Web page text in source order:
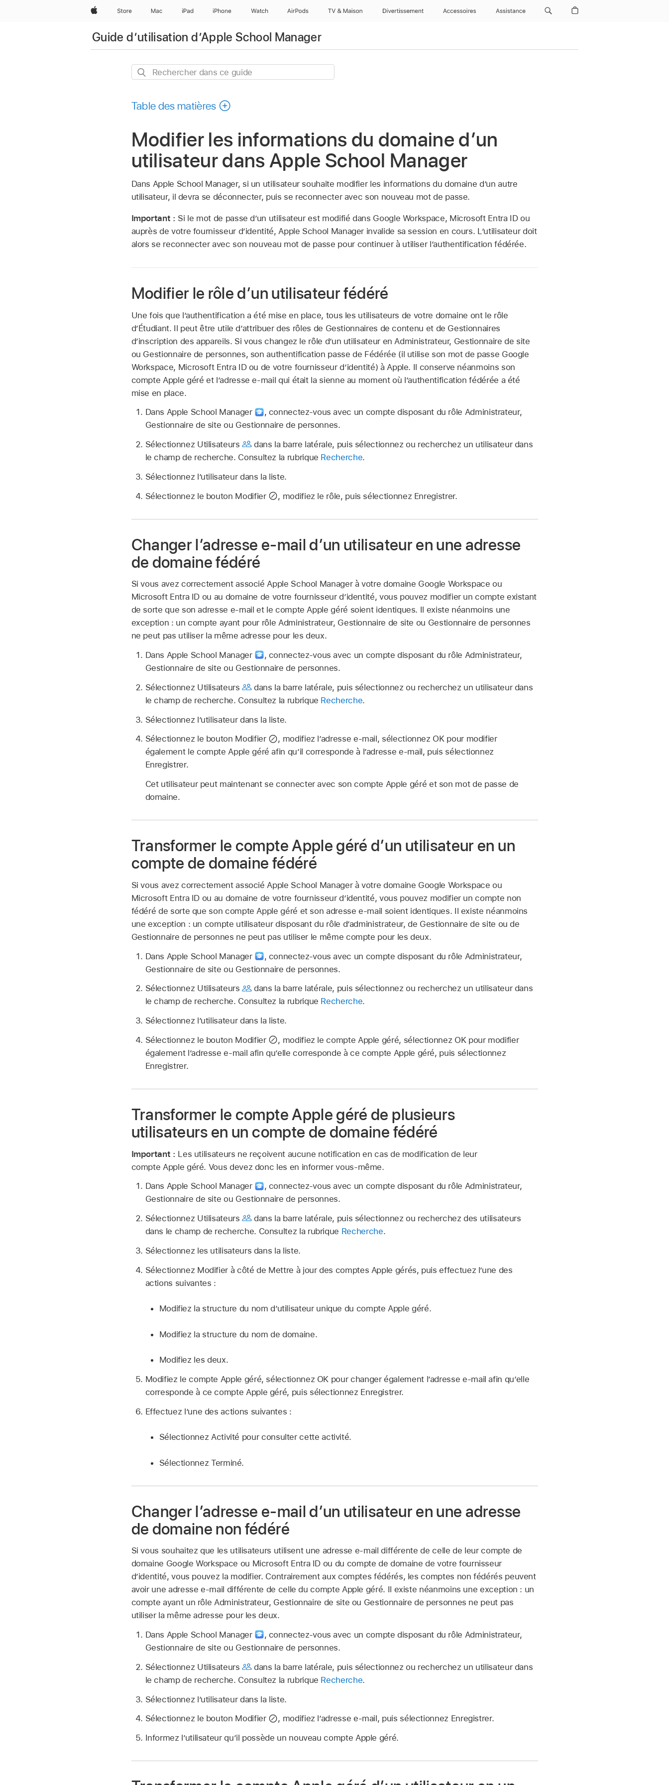
AppleStore Mac iPad iPhone Watch AirPods TV & Maison Divertissements Accessoires Assistance
Guide d’utilisation d’Apple School Manager
Rechercher
guide
Table des matières
Modifier les informations du domaine d’un
utilisateur dans Apple School Manager
Dans Apple School Manager, si un utilisateur souhaite modifier les informations du domaine d’un autre
utilisateur, il devra se déconnecter, puis se reconnecter avec son nouveau mot de passe.
Important : Si le mot de passe d’un utilisateur est modifié dans Google Workspace, Microsoft Entra ID ou
auprès de votre fournisseur d’identité, Apple School Manager invalide sa session en cours. L’utilisateur doit
alors se reconnecter avec son nouveau mot de passe pour continuer à utiliser l’authentification fédérée.
Modifier le rôle d’un utilisateur fédéré
Une fois que l’authentification a été mise en place, tous les utilisateurs de votre domaine ont le rôle
d’Étudiant. Il peut être utile d’attribuer des rôles de Gestionnaires de contenu et de Gestionnaires
d’inscription des appareils. Si vous changez le rôle d’un utilisateur en Administrateur, Gestionnaire de site
ou Gestionnaire de personnes, son authentification passe de Fédérée (il utilise son mot de passe Google
Workspace, Microsoft Entra ID ou de votre fournisseur d’identité) à Apple. Il conserve néanmoins son
compte Apple géré et l’adresse e-mail qui était la sienne au moment où l’authentification fédérée a été
mise en place.
Dans Apple School Manager
, connectez‑vous avec un compte disposant du rôle Administrateur,
Gestionnaire de site ou Gestionnaire de personnes.
Sélectionnez Utilisateurs
dans la barre latérale, puis sélectionnez ou recherchez un utilisateur dans
le champ de recherche. Consultez la rubrique Recherche.
Sélectionnez l’utilisateur dans la liste.
Sélectionnez le bouton Modifier
, modifiez le rôle, puis sélectionnez Enregistrer.
Changer l’adresse e‑mail d’un utilisateur en une adresse
de domaine fédéré
Si vous avez correctement associé Apple School Manager à votre domaine Google Workspace ou
Microsoft Entra ID ou au domaine de votre fournisseur d’identité, vous pouvez modifier un compte existant
de sorte que son adresse e-mail et le compte Apple géré soient identiques. Il existe néanmoins une
exception : un compte ayant pour rôle Administrateur, Gestionnaire de site ou Gestionnaire de personnes
ne peut pas utiliser la même adresse pour les deux.
Dans Apple School Manager
, connectez‑vous avec un compte disposant du rôle Administrateur,
Gestionnaire de site ou Gestionnaire de personnes.
Sélectionnez Utilisateurs
dans la barre latérale, puis sélectionnez ou recherchez un utilisateur dans
le champ de recherche. Consultez la rubrique Recherche.
Sélectionnez l’utilisateur dans la liste.
Sélectionnez le bouton Modifier
, modifiez l’adresse e-mail, sélectionnez OK pour modifier
également le compte Apple géré afin qu’il corresponde à l’adresse e-mail, puis sélectionnez
Enregistrer.
Cet utilisateur peut maintenant se connecter avec son compte Apple géré et son mot de passe de
domaine.
Transformer le compte Apple géré d’un utilisateur en un
compte de domaine fédéré
Si vous avez correctement associé Apple School Manager à votre domaine Google Workspace ou
Microsoft Entra ID ou au domaine de votre fournisseur d’identité, vous pouvez modifier un compte non
fédéré de sorte que son compte Apple géré et son adresse e-mail soient identiques. Il existe néanmoins
une exception : un compte utilisateur disposant du rôle d’administrateur, de Gestionnaire de site ou de
Gestionnaire de personnes ne peut pas utiliser le même compte pour les deux.
Dans Apple School Manager
, connectez‑vous avec un compte disposant du rôle Administrateur,
Gestionnaire de site ou Gestionnaire de personnes.
Sélectionnez Utilisateurs
dans la barre latérale, puis sélectionnez ou recherchez un utilisateur dans
le champ de recherche. Consultez la rubrique Recherche.
Sélectionnez l’utilisateur dans la liste.
Sélectionnez le bouton Modifier
, modifiez le compte Apple géré, sélectionnez OK pour modifier
également l’adresse e-mail afin qu’elle corresponde à ce compte Apple géré, puis sélectionnez
Enregistrer.
Transformer le compte Apple géré de plusieurs
utilisateurs en un compte de domaine fédéré
Important : Les utilisateurs ne reçoivent aucune notification en cas de modification de leur
compte Apple géré. Vous devez donc les en informer vous-même.
Dans Apple School Manager
, connectez‑vous avec un compte disposant du rôle Administrateur,
Gestionnaire de site ou Gestionnaire de personnes.
Sélectionnez Utilisateurs
dans la barre latérale, puis sélectionnez ou recherchez des utilisateurs
dans le champ de recherche. Consultez la rubrique Recherche.
Sélectionnez les utilisateurs dans la liste.
Sélectionnez Modifier à côté de Mettre à jour des comptes Apple gérés, puis effectuez l’une des
actions suivantes :
Modifiez la structure du nom d’utilisateur unique du compte Apple géré.
Modifiez la structure du nom de domaine.
Modifiez les deux.
Modifiez le compte Apple géré, sélectionnez OK pour changer également l’adresse e-mail afin qu’elle
corresponde à ce compte Apple géré, puis sélectionnez Enregistrer.
Effectuez l’une des actions suivantes :
Sélectionnez Activité pour consulter cette activité.
Sélectionnez Terminé.
Changer l’adresse e‑mail d’un utilisateur en une adresse
de domaine non fédéré
Si vous souhaitez que les utilisateurs utilisent une adresse e‑mail différente de celle de leur compte de
domaine Google Workspace ou Microsoft Entra ID ou du compte de domaine de votre fournisseur
d’identité, vous pouvez la modifier. Contrairement aux comptes fédérés, les comptes non fédérés peuvent
avoir une adresse e-mail différente de celle du compte Apple géré. Il existe néanmoins une exception : un
compte ayant un rôle Administrateur, Gestionnaire de site ou Gestionnaire de personnes ne peut pas
utiliser la même adresse pour les deux.
Dans Apple School Manager
, connectez‑vous avec un compte disposant du rôle Administrateur,
Gestionnaire de site ou Gestionnaire de personnes.
Sélectionnez Utilisateurs
dans la barre latérale, puis sélectionnez ou recherchez un utilisateur dans
le champ de recherche. Consultez la rubrique Recherche.
Sélectionnez l’utilisateur dans la liste.
Sélectionnez le bouton Modifier
, modifiez l’adresse e-mail, puis sélectionnez Enregistrer.
Informez l’utilisateur qu’il possède un nouveau compte Apple géré.